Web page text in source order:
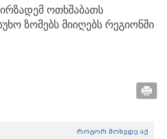
ოთხშაბათს
ზომებს მიიღებს რეგიონში
როგორ მოხვდე აქ